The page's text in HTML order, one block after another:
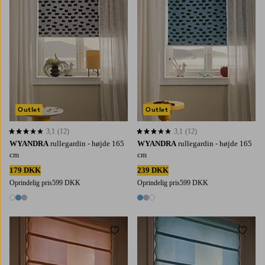
WYANDRA rullegardin - højde 165
cm
179 DKK
Oprindelig pris599 DKK
3 farver
3,1 baseret på 12 bedømmelser
3,1 (12)
Outlet
WYANDRA rullegardin - højde 165
cm
239 DKK
Oprindelig pris599 DKK
3 farver
3,1 baseret på 12 bedømmelser
3,1 (12)
Outlet
Tilføj til favoritter
120
Tilføj
120